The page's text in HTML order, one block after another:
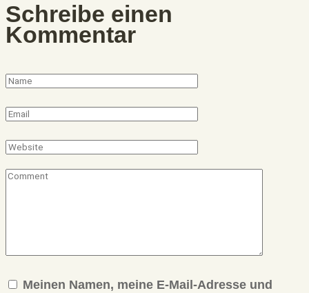
Schreibe einen
Kommentar
Meinen Namen, meine E-Mail-Adresse und